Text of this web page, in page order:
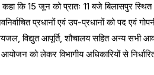
कहा कि 15 जून को प्रातः 11 बजे बिलासपुर
प्रधानों एवं उप-प्रधानों को पद एवं
विद्युत आपूर्ति, शौचालय सहित अन्य सभी
को लेकर विभागीय अधिकारियों से